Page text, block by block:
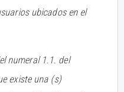
ubicados en el
numeral 1.1. del
existe una (s)